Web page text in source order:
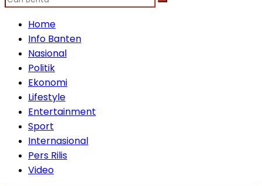
Home
Info Banten
Nasional
Politik
Ekonomi
Lifestyle
Entertainment
Sport
Internasional
Pers Rilis
Video